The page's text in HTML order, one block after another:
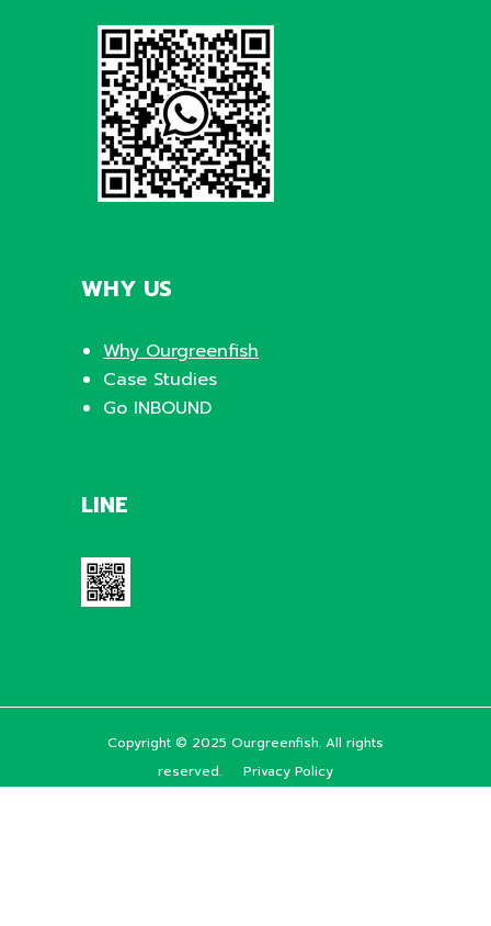
WHY US
Why Ourgreenfish
Case Studies
Go INBOUND
LINE
Copyright © 2025 Ourgreenfish. All rights
reserved. Privacy Policy